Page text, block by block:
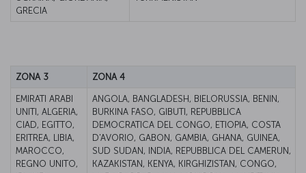
GRECIA
ZONA 3 ZONA 4
EMIRATI ARABI
UNITI, ALGERIA,
CIAD, EGITTO,
ERITREA, LIBIA,
MAROCCO,
REGNO UNITO,
ANGOLA, BANGLADESH, BIELORUSSIA, BENIN,
BURKINA FASO, GIBUTI, REPUBBLICA
DEMOCRATICA DEL CONGO, ETIOPIA, COSTA
D'AVORIO, GABON, GAMBIA, GHANA, GUINEA,
SUD SUDAN, INDIA, REPUBBLICA DEL CAMERUN,
KAZAKISTAN, KENYA, KIRGHIZISTAN, CONGO,